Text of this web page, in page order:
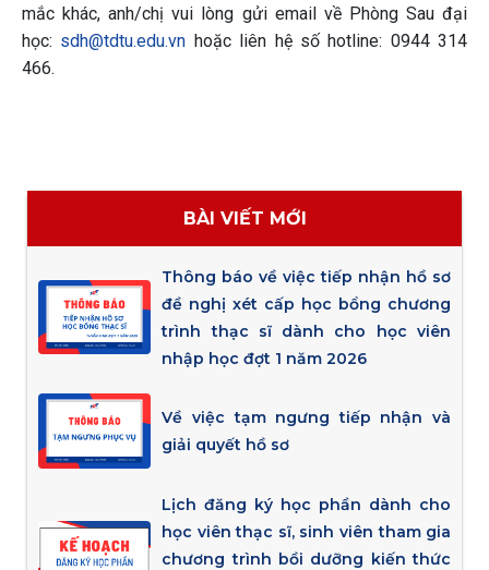
mắc khác, anh/chị vui lòng gửi email về Phòng Sau đại
học: sdh@tdtu.edu.vn hoặc liên hệ số hotline: 0944 314
466.
BÀI VIẾT MỚI
Thông báo về việc tiếp nhận hồ sơ
đề nghị xét cấp học bổng chương
trình thạc sĩ dành cho học viên
nhập học đợt 1 năm 2026
Về việc tạm ngưng tiếp nhận và
giải quyết hồ sơ
Lịch đăng ký học phần dành cho
học viên thạc sĩ, sinh viên tham gia
chương trình bồi dưỡng kiến thức